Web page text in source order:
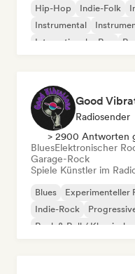
Hip-Hop Indie-Folk
Instrumental
Internationaler Rap
Good
Radiosender
> 2900 Antworten
BluesElektronischer
Garage-Rock
Spiele Künstler im
Blues Experimenteller
Indie-Rock
Rock & Roll /